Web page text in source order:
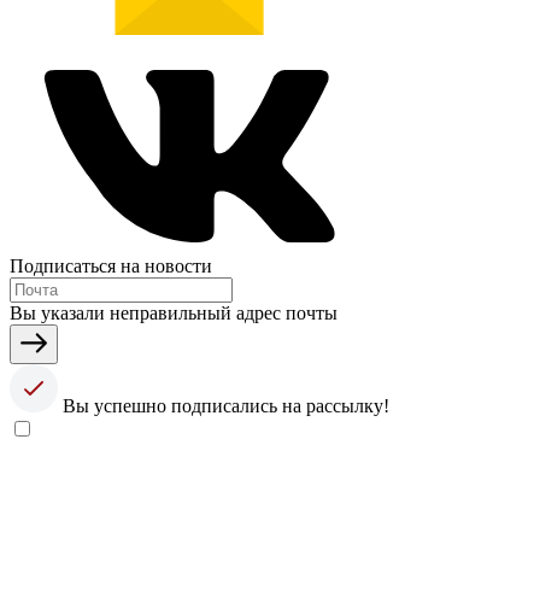
Подписаться на новости
Вы указали неправильный адрес почты
Вы успешно подписались на рассылку!